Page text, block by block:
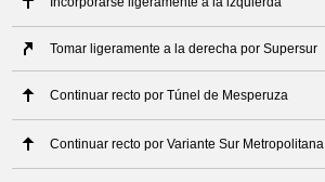
Tomar ligeramente a la derecha por Supersur
Continuar recto por Túnel de Mesperuza
Continuar recto por Variante Sur Metropolitana